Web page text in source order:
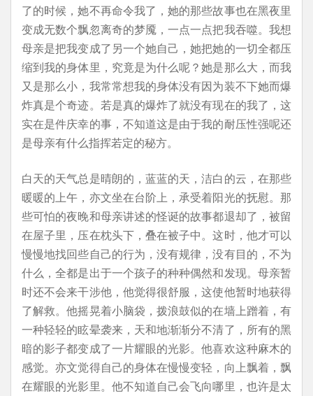
了的时候，她不再命令我了，她的那些故事也在黑夜里
变成无数个飘忽离奇的梦魇，一点一点把我吞噬。我想
母亲是把我变成了另一个她自己，她把她的一切全都压
缩到我的身体里，究竟是为什么呢？她是那么大，而我
又是那么小，我常常想我的身体没有因为装不下她而爆
炸真是个奇迹。若是真的爆炸了就没有现在的我了，这
实在是件庆幸的事，不知道这是由于我的耐压性强呢还
是母亲有什么指挥若定的秘方。
白天的天气总是晴朗的，蓝蓝的天，洁白的云，在那些
暖暖的上午，亦文坐在台阶上，承受着阳光的抚慰。那
些可怕的夜晚和母亲讲述的怪诞的故事都退却了，被留
在屋子里，压在枕头下，叠在被子中。这时，他才可以
慢慢地找回些自己的行为，没有规律，没有目的，不为
什么，全都是出于一个孩子的种种偶然和发现。母亲暂
时还不会来干涉他，他觉得很舒服，这使他暂时地获得
了解救。他摇晃着小脑袋，拨浪鼓似的在墙上蹭着，有
一种轻轻的眩晕袭来，天和地渐渐分不清了，所有的黑
暗的影子都变成了一片耀眼的光影。他喜欢这种麻木的
感觉。亦文觉得自己的身体在慢慢变轻，向上飘着，飘
在耀眼的光影里。他不知道自己会飞向哪里，也许是太